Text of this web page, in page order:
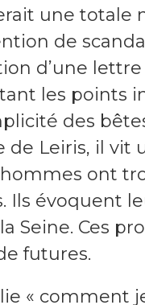
une totale
de
d’une
les points
des
de Leiris, il vit
ont
Ils évoquent
Seine. Ces
futures.
« comment